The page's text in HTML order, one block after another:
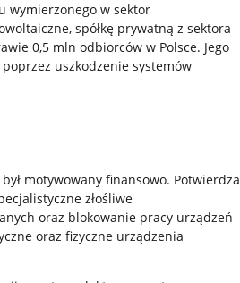
wymierzonego w sektor
spółkę prywatną z sektora
0,5 mln odbiorców w Polsce. Jego
uszkodzenie systemów
motywowany finansowo. Potwierdza
złośliwe
oraz blokowanie pracy urządzeń
oraz fizyczne urządzenia